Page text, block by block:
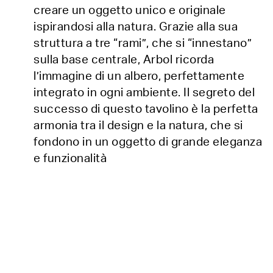
creare un oggetto unico e originale
ispirandosi alla natura. Grazie alla sua
struttura a tre “rami”, che si “innestano”
sulla base centrale, Arbol ricorda
l’immagine di un albero, perfettamente
integrato in ogni ambiente. Il segreto del
successo di questo tavolino è la perfetta
armonia tra il design e la natura, che si
fondono in un oggetto di grande eleganza
e funzionalità